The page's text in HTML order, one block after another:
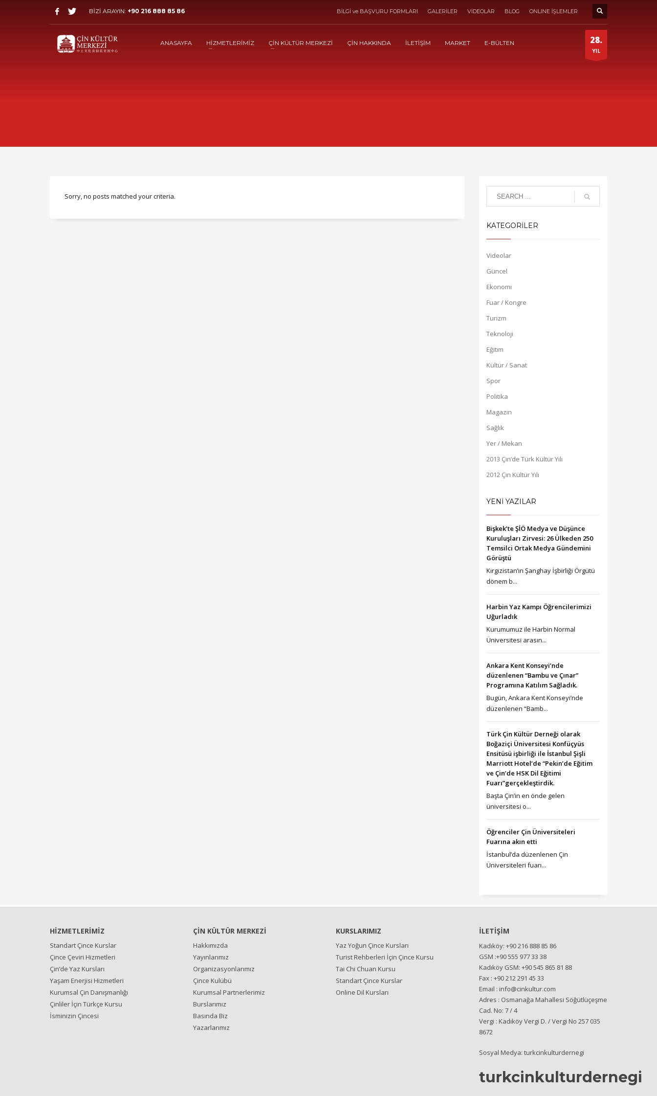
BİZİ ARAYIN: +90 216 888 85 86 BİLGİ ve BAŞVURU FORMLARI GALERİLER VİDEOLAR BLOG ONLINE İŞLEMLER
ANASAYFA HİZMETLERİMİZ ÇİN KÜLTÜR MERKEZİ ÇİN HAKKINDA İLETİŞİM MARKET E-BÜLTEN 28.
YIL
Sorry, no posts matched your criteria.
KATEGORİLER
Videolar
Güncel
Ekonomi
Fuar / Kongre
Turizm
Teknoloji
Eğitim
Kültür / Sanat
Spor
Politika
Magazin
Sağlık
Yer / Mekan
2013 Çin’de Türk Kültür Yılı
2012 Çin Kültür Yılı
YENİ YAZILAR
Bişkek’te ŞİÖ Medya ve Düşünce
Kuruluşları Zirvesi: 26 Ülkeden 250
Temsilci Ortak Medya Gündemini
Görüştü
Kırgızistan’ın Şanghay İşbirliği Örgütü
dönem b...
Harbin Yaz Kampı Öğrencilerimizi
Uğurladık
Kurumumuz ile Harbin Normal
Üniversitesi arasın...
Ankara Kent Konseyi’nde
düzenlenen “Bambu ve Çınar”
Programına Katılım Sağladık.
Bugün, Ankara Kent Konseyi’nde
düzenlenen “Bamb...
Türk Çin Kültür Derneği olarak
Boğaziçi Üniversitesi Konfüçyüs
Ensitüsü işbirliği ile İstanbul Şişli
Marriott Hotel’de “Pekin’de Eğitim
ve Çin’de HSK Dil Eğitimi
Fuarı”gerçekleştirdik.
Başta Çin’in en önde gelen
üniversitesi o...
Öğrenciler Çin Üniversiteleri
Fuarına akın etti
İstanbul’da düzenlenen Çin
Üniversiteleri fuarı...
HİZMETLERİMİZ
Standart Çince Kurslar
Çince Çeviri Hizmetleri
Çin’de Yaz Kursları
Yaşam Enerjisi Hizmetleri
Kurumsal Çin Danışmanlığı
Çinliler İçin Türkçe Kursu
İsminizin Çincesi
ÇİN KÜLTÜR MERKEZİ
Hakkımızda
Yayınlarımız
Organizasyonlarımız
Çince Kulübü
Kurumsal Partnerlerimiz
Burslarımız
Basında Biz
Yazarlarımız
KURSLARIMIZ
Yaz Yoğun Çince Kursları
Turist Rehberleri İçin Çince Kursu
Tai Chi Chuan Kursu
Standart Çince Kurslar
Online Dil Kursları
İLETİŞİM
Kadıköy: +90 216 888 85 86
GSM :+90 555 977 33 38
Kadıköy GSM: +90 545 865 81 88
Fax : +90 212 291 45 33
Email : info@cinkultur.com
Adres : Osmanağa Mahallesi Söğütlüçeşme
Cad. No: 7 / 4
Vergi : Kadıköy Vergi D. / Vergi No 257 035
8672
Sosyal Medya: turkcinkulturdernegi
turkcinkulturdernegi